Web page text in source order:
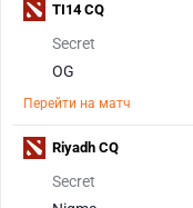
Secret
OG
Перейти на матч
TI14 CQ
Secret
Riyadh CQ